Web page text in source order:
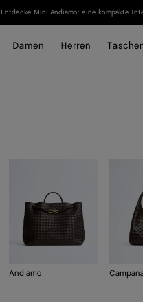
Entdecke Mini Andiamo: eine kompakte
Damen Herren
Andiamo